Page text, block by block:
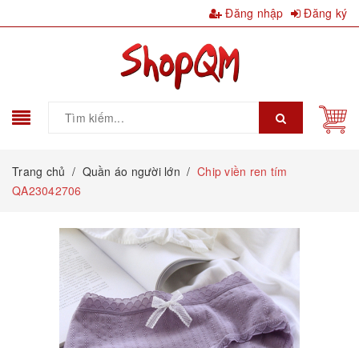
Đăng nhập Đăng ký
Trang chủ / Quần áo người lớn / Chip viền ren tím
QA23042706